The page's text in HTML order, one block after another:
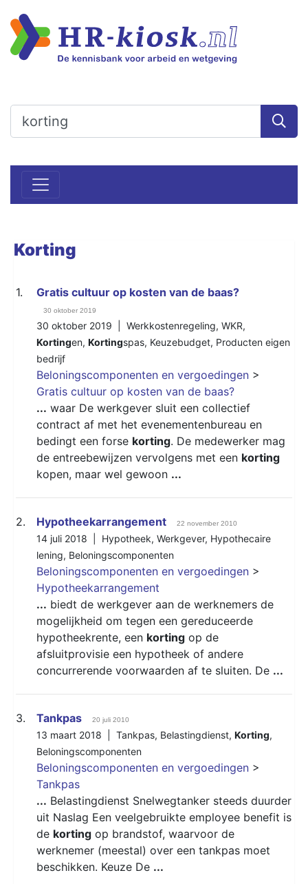
Korting
1. Gratis cultuur op kosten van de baas?
30 oktober 2019
30 oktober 2019 | Werkkostenregeling, WKR,
Kortingen, Kortingspas, Keuzebudget, Producten eigen
bedrijf
Beloningscomponenten en vergoedingen >
Gratis cultuur op kosten van de baas?
... waar De werkgever sluit een collectief
contract af met het evenementenbureau en
bedingt een forse korting. De medewerker mag
de entreebewijzen vervolgens met een korting
kopen, maar wel gewoon ...
2. Hypotheekarrangement 22 november 2010
14 juli 2018 | Hypotheek, Werkgever, Hypothecaire
lening, Beloningscomponenten
Beloningscomponenten en vergoedingen >
Hypotheekarrangement
... biedt de werkgever aan de werknemers de
mogelijkheid om tegen een gereduceerde
hypotheekrente, een korting op de
afsluitprovisie een hypotheek of andere
concurrerende voorwaarden af te sluiten. De ...
3. Tankpas 20 juli 2010
13 maart 2018 | Tankpas, Belastingdienst, Korting,
Beloningscomponenten
Beloningscomponenten en vergoedingen >
Tankpas
... Belastingdienst Snelwegtanker steeds duurder
uit Naslag Een veelgebruikte employee benefit is
de korting op brandstof, waarvoor de
werknemer (meestal) over een tankpas moet
beschikken. Keuze De ...